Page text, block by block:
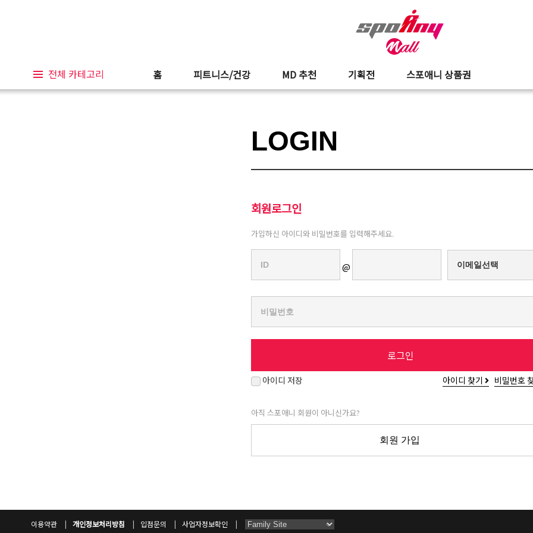
홈 피트니스/건강 MD 추천 기획전 스포애니 상품권
전체 카테고리
LOGIN
회원로그인
가입하신 아이디와 비밀번호를 입력해주세요.
@
로그인
아이디 저장 아이디 찾기 비밀번호
아직 스포애니 회원이 아니신가요?
회원 가입
이용약관 개인정보처리방침 입점문의 사업자정보확인